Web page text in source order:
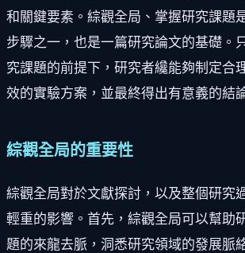
和關鍵要素。綜觀全局、掌握研究課題
步驟之一，也是一篇研究論文的基礎。
究課題的前提下，研究者纔能夠制定合
效的實驗方案，並最終得出有意義的結
綜觀全局的重要性
綜觀全局對於文獻探討，以及整個研究
輕重的影響。首先，綜觀全局可以幫助
題的來龍去脈，洞悉研究領域的發展脈